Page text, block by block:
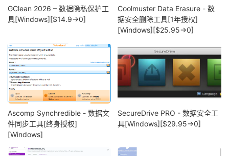
GClean 2026 – 数据隐私保护工
具[Windows][$14.9→0]
Coolmuster Data Erasure - 数
据安全删除工具[1年授权]
[Windows][$25.95→0]
Ascomp Synchredible - 数据文
件同步工具[终身授权]
[Windows]
SecureDrive PRO - 数据安全工
具[Windows][$29.95→0]